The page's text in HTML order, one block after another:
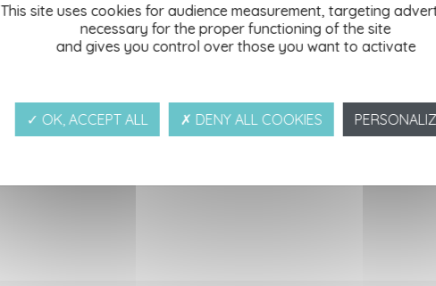
This site uses cookies for audience measurement, targeting
necessary for the proper functioning of the site
and gives you control over those you want to activate
✓ OK, ACCEPT ALL ✗ DENY ALL COOKIES